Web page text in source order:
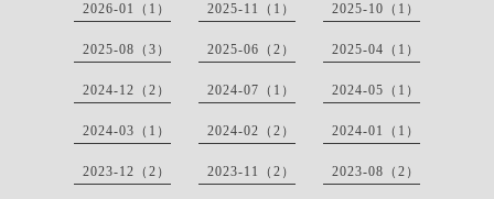
2026-01（1） 2025-11（1） 2025-10（1）
2025-08（3） 2025-06（2） 2025-04（1）
2024-12（2） 2024-07（1） 2024-05（1）
2024-03（1） 2024-02（2） 2024-01（1）
2023-12（2） 2023-11（2） 2023-08（2）